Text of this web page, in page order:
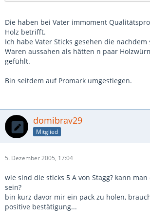
Die haben bei Vater immoment
Holz betrifft.
Ich habe Vater Sticks gesehen die nachdem
Waren aussahen als hätten n paar
gefühlt.
Bin seitdem auf Promark umgestiegen.
domibrav29
Mitglied
5. Dezember 2005, 17:04
wie sind die sticks 5 A von Stagg? kann
sein?
bin kurz davor mir ein pack zu holen,
positive bestätigung...